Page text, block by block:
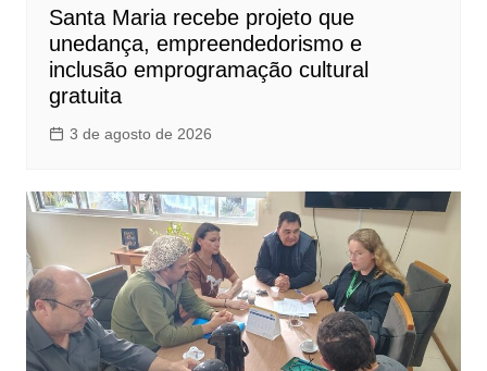
Santa Maria recebe projeto que
unedança, empreendedorismo e
inclusão emprogramação cultural
gratuita
3 de agosto de 2026